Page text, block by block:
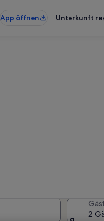
App öffnen
Unterkunft
2